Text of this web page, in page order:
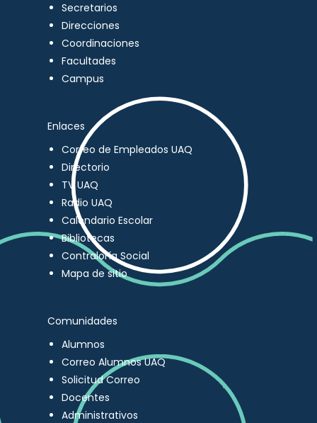
Secretarios
Direcciones
Coordinaciones
Facultades
Campus
Enlaces
Correo de Empleados UAQ
Directorio
TV UAQ
Radio UAQ
Calendario Escolar
Bibliotecas
Contraloría Social
Mapa de sitio
Comunidades
Alumnos
Correo Alumnos UAQ
Solicitud Correo
Docentes
Administrativos